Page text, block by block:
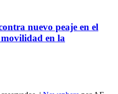
nuevo peaje en el
en la